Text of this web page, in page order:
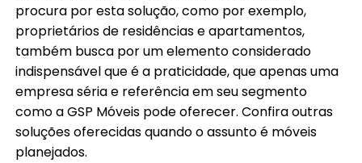
procura por esta solução, como por exemplo,
proprietários de residências e apartamentos,
também busca por um elemento considerado
indispensável que é a praticidade, que apenas uma
empresa séria e referência em seu segmento
como a GSP Móveis pode oferecer. Confira outras
soluções oferecidas quando o assunto é móveis
planejados.